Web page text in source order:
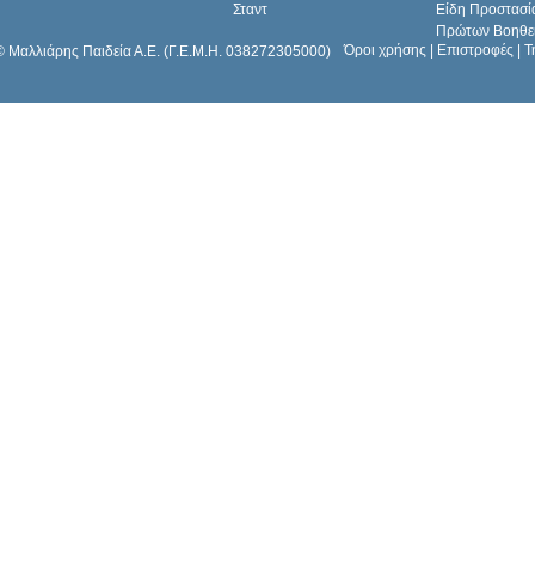
Σταντ
Είδη
Πρώτων
Μαλλιάρης Παιδεία Α.Ε. (Γ.Ε.Μ.Η. 038272305000)
Όροι χρήσης Επιστροφές